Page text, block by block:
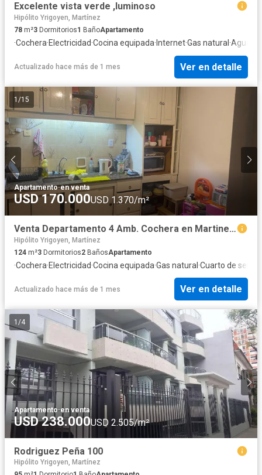
Excelente vista verde ,luminoso
Hipólito Yrigoyen, Martínez
78 m²3 Dormitorios1 BañoApartamento
·Cochera·Electricidad·Cocina equipada· Internet·Gas natural ·Agua
Actualizado hace más de 1 mes Ver en detalle
1 /15
Apartamento·en venta
USD 170.000USD 1.370/m²
Venta Departamento 4 Amb. Cochera en Martinez Excelente Ubicación
Hipólito Yrigoyen, Martínez
124 m²3 Dormitorios2 BañosApartamento
·Cochera·Electricidad·Cocina equipada·Gas natural ·Cuarto de
Actualizado hace más de 1 mes Ver en detalle
1 /4
Apartamento·en venta
USD 238.000USD 2.505/m²
Rodriguez Peña 100
Hipólito Yrigoyen, Martínez